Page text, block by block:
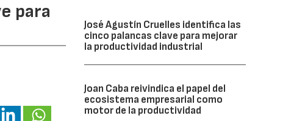
para
José Agustín Cruelles identifica las
cinco palancas clave para mejorar
la productividad industrial
Joan Caba reivindica el papel del
ecosistema empresarial como
motor de la productividad